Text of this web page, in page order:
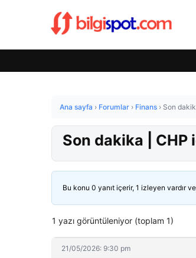
Ana sayfa › Forumlar › Finans › Son
Son dakika | CHP
Bu konu 0 yanıt içerir, 1 izleyen vardır
1 yazı görüntüleniyor (toplam 1)
21/05/2026: 9:30 pm